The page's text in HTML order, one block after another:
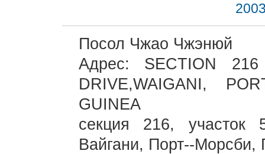
Посол Чжао Чжэнюй
Адрес: SECTION
DRIVE,WAIGANI,
GUINEA
секция 216,
Вайгани, Порт--Морсби,